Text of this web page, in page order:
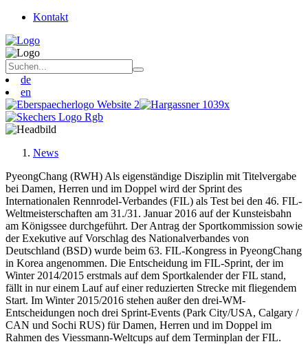
Kontakt
de
en
News
PyeongChang (RWH) Als eigenständige Disziplin mit Titelvergabe
bei Damen, Herren und im Doppel wird der Sprint des
Internationalen Rennrodel-Verbandes (FIL) als Test bei den 46. FIL-
Weltmeisterschaften am 31./31. Januar 2016 auf der Kunsteisbahn
am Königssee durchgeführt. Der Antrag der Sportkommission sowie
der Exekutive auf Vorschlag des Nationalverbandes von
Deutschland (BSD) wurde beim 63. FIL-Kongress in PyeongChang
in Korea angenommen. Die Entscheidung im FIL-Sprint, der im
Winter 2014/2015 erstmals auf dem Sportkalender der FIL stand,
fällt in nur einem Lauf auf einer reduzierten Strecke mit fliegendem
Start. Im Winter 2015/2016 stehen außer den drei-WM-
Entscheidungen noch drei Sprint-Events (Park City/USA, Calgary /
CAN und Sochi RUS) für Damen, Herren und im Doppel im
Rahmen des Viessmann-Weltcups auf dem Terminplan der FIL.